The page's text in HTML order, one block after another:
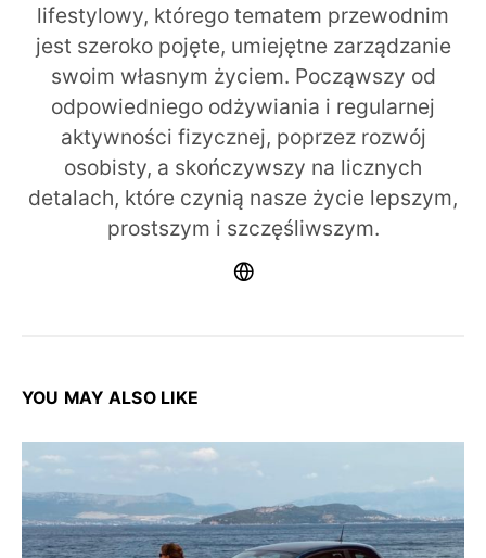
lifestylowy, którego tematem przewodnim
jest szeroko pojęte, umiejętne zarządzanie
swoim własnym życiem. Począwszy od
odpowiedniego odżywiania i regularnej
aktywności fizycznej, poprzez rozwój
osobisty, a skończywszy na licznych
detalach, które czynią nasze życie lepszym,
prostszym i szczęśliwszym.
YOU MAY ALSO LIKE